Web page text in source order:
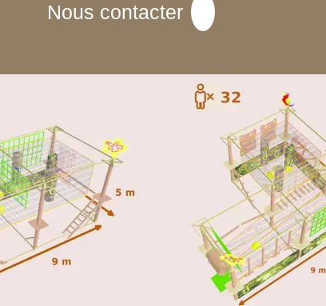
Nous contacter